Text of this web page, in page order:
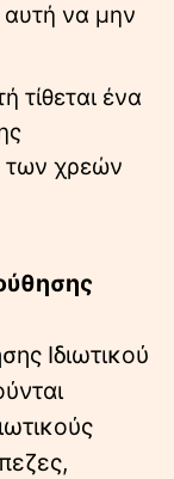
να μην
τίθεται ένα
των χρεών
Ιδιωτικού